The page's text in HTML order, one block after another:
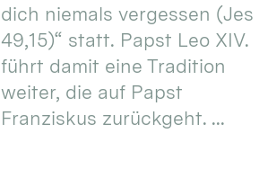
dich niemals vergessen (Jes
49,15)“ statt. Papst Leo XIV.
führt damit eine Tradition
weiter, die auf Papst
Franziskus zurückgeht. ...